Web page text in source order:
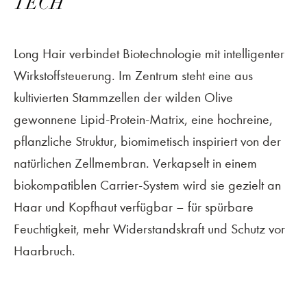
Long Hair verbindet Biotechnologie mit intelligenter
Wirkstoffsteuerung. Im Zentrum steht eine aus
kultivierten Stammzellen der wilden Olive
gewonnene Lipid-Protein-Matrix, eine hochreine,
pflanzliche Struktur, biomimetisch inspiriert von der
natürlichen Zellmembran. Verkapselt in einem
biokompatiblen Carrier-System wird sie gezielt an
Haar und Kopfhaut verfügbar – für spürbare
Feuchtigkeit, mehr Widerstandskraft und Schutz vor
Haarbruch.